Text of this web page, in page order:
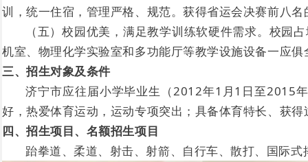
训，统一住宿，管理严格、规范。获得省运会决赛前八
（五）校园优美，满足教学训练软硬件需求。校园
机室、物理化学实验室和多功能厅等教学设施设备一应
三、招生对象及条件
济宁市应往届小学毕业生（2012年1月1日至2015
好，热爱体育运动，运动专项突出；具备体育特长、获
四、招生项目、名额招生项目
跆拳道、柔道、射击、射箭、自行车、散打、国际